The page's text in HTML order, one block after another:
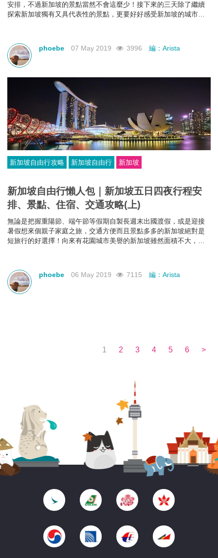
安排，不過新加坡的景點當然不會這麼少！接下來的三天除了繼續
探索新加坡獨有又具代表性的景點，更要好好感受新加坡的城市魅
phoebe 07 May 2019 3996 編：Arista
新加坡自由行攻略 新加坡自由行 新加坡
新加坡自由行懶人包｜新加坡五日四夜行程安
排、景點、住宿、交通攻略(上)
無論是把握重陽節、端午節等假期自製長週末出國渡假，或是迎接
暑假想來個親子家庭之旅，交通方便而且景點多多的新加坡絕對是
短旅行的好選擇！向來有花園城市美譽的新加坡雖然面積不大，但
phoebe
06 May 2019 7115 編：Arista
1 2 3 4 5 6 >